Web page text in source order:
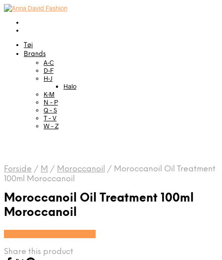
Tøj
Brands
A-C
D-F
H-J
Halo
K-M
N – P
Q – S
T – V
W – Z
Forside / M / Moroccanoil / Moroccanoil Oil Treatment
100ml Moroccanoil
Moroccanoil Oil Treatment 100ml
Moroccanoil
Share this product